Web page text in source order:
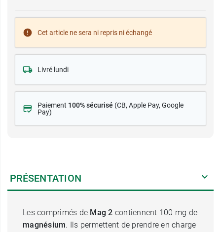
Cet article ne sera ni repris ni échangé
Livré lundi
Paiement 100% sécurisé (CB, Apple Pay, Google
Pay)
PRÉSENTATION
Les comprimés de Mag 2 contiennent 100 mg de
magnésium. Ils permettent de prendre en charge